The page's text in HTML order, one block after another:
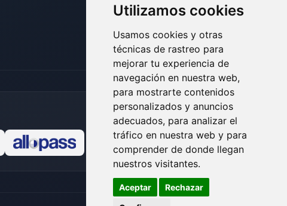
Utilizamos cookies
Usamos cookies y otras
técnicas de rastreo para
mejorar tu experiencia de
navegación en nuestra web,
para mostrarte contenidos
personalizados y anuncios
adecuados, para analizar el
tráfico en nuestra web y para
comprender de donde llegan
nuestros visitantes.
Aceptar
Rechazar